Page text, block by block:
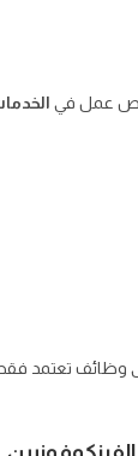
فرص عمل في
وظائف تعتمد